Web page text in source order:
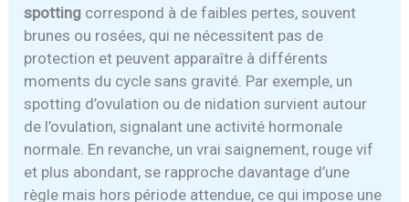
spotting correspond à de faibles pertes, souvent
brunes ou rosées, qui ne nécessitent pas de
protection et peuvent apparaître à différents
moments du cycle sans gravité. Par exemple, un
spotting d’ovulation ou de nidation survient autour
de l’ovulation, signalant une activité hormonale
normale. En revanche, un vrai saignement, rouge vif
et plus abondant, se rapproche davantage d’une
règle mais hors période attendue, ce qui impose une